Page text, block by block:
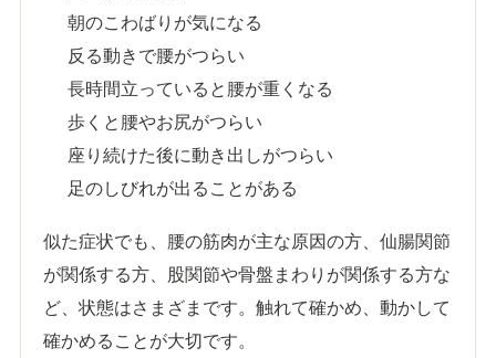
朝のこわばりが気になる
反る動きで腰がつらい
長時間立っていると腰が重くなる
歩くと腰やお尻がつらい
座り続けた後に動き出しがつらい
足のしびれが出ることがある
似た症状でも、腰の筋肉が主な原因の方、仙腸関節
が関係する方、股関節や骨盤まわりが関係する方な
ど、状態はさまざまです。触れて確かめ、動かして
確かめることが大切です。